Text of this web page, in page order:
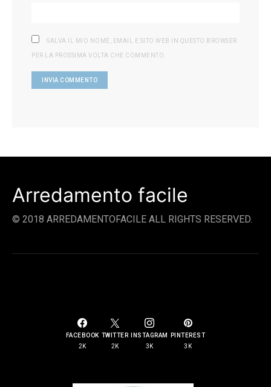
SALVA IL MIO NOME, EMAIL E SITO WEB IN QUESTO BROWSER
PER LA PROSSIMA VOLTA CHE COMMENTO.
Arredamento facile
© 2018 ARREDAMENTOFACILE ALL RIGHTS RESERVED.
FACEBOOK
2K
TWITTER
2K
INSTAGRAM
3K
PINTEREST
3K